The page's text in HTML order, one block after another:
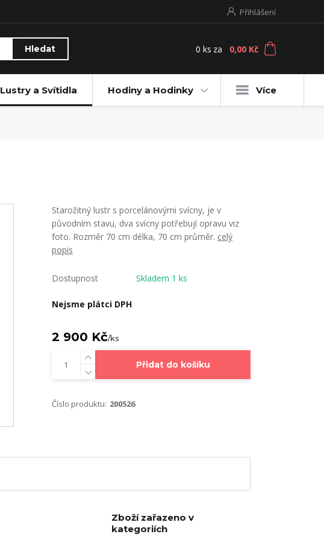
Přihlášení
Hledat 0 ks za 0,00 Kč
Lustry a Svítidla Hodiny a Hodinky Více
Starožitný lustr s porcelánovými svícny, je v
původním stavu, dva svícny potřebují opravu viz
foto. Rozměr 70 cm délka, 70 cm průměr. celý
popis
Dostupnost Skladem 1 ks
Nejsme plátci DPH
2 900 Kč/ks
Přidat do košíku
Číslo produktu: 200526
Zboží zařazeno v
kategoriích